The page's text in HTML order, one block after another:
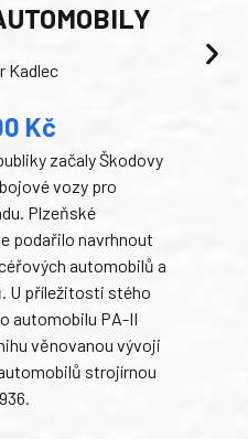
Kadlec
Kč
začaly Škodovy
vozy pro
Plzeňské
podařilo navrhnout
automobilů a
U příležitosti stého
automobilu PA-II
věnovanou vývoji
strojírnou